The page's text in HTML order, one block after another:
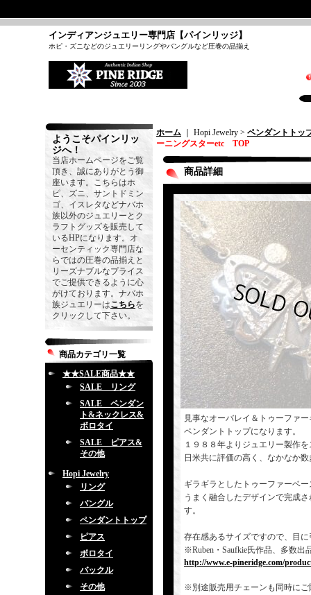
インディアンジュエリー専門店【パインリッジ】
ホピ・ズニなどのジュエリーリングやバングルなど圧巻の品揃え
ようこそパインリッ
ジへ！
当店ホームページをご覧
頂き、誠にありがとう御
座います。こちらはホ
ピ、ズニ、サントドミン
ゴ、イスレタなどナバホ
族以外のジュエリーとク
ラフトグッズを販売して
いるHPになります。オ
ーセンティック専門店な
らではの圧巻の品揃えと
リーズナブルなプライス
でご提供できるように心
がけております。ナバホ
族ジュエリーはこちらを
クリックして下さい。
商品カテゴリ一覧
★★SALE商品★★
SALE リング
SALE ペンダン
ト&ネックレス&
ボロタイ
SALE ピアス&
その他
Hopi Jewelry
リング
バングル
ペンダントトップ
ピアス
ボロタイ
バックル
その他
ホーム ｜ Hopi Jewelry > ペンダントトッ
ーニングスターetc TOP
商品詳細
見事なオーバレイ＆トゥーファ
ペンダントトップになります。
１９８８年よりジュエリー製作
日米共に評価の高く、なかなか
ギラギラとしたトゥーファーベ
うまく融合したデザインで完成
す。
存在感あるサイズですので、目
※Ruben・Saufkie氏作品、多数
http://www.e-pineridge.com/
※別途販売用チェーンも同時に